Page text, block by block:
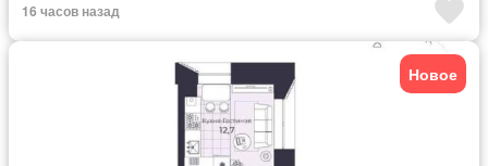
16 часов назад
Новое